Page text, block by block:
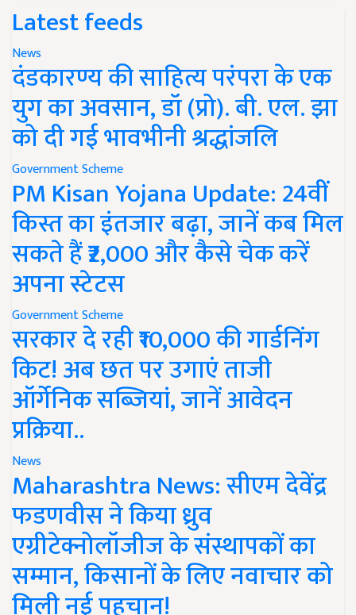
Latest feeds
News
दंडकारण्य की साहित्य परंपरा के एक
युग का अवसान, डॉ (प्रो). बी. एल. झा
को दी गई भावभीनी श्रद्धांजलि
Government Scheme
PM Kisan Yojana Update: 24वीं
किस्त का इंतजार बढ़ा, जानें कब मिल
सकते हैं ₹2,000 और कैसे चेक करें
अपना स्टेटस
Government Scheme
सरकार दे रही ₹10,000 की गार्डनिंग
किट! अब छत पर उगाएं ताजी
ऑर्गेनिक सब्जियां, जानें आवेदन
प्रक्रिया..
News
Maharashtra News: सीएम देवेंद्र
फडणवीस ने किया ध्रुव
एग्रीटेक्नोलॉजीज के संस्थापकों का
सम्मान, किसानों के लिए नवाचार को
मिली नई पहचान!